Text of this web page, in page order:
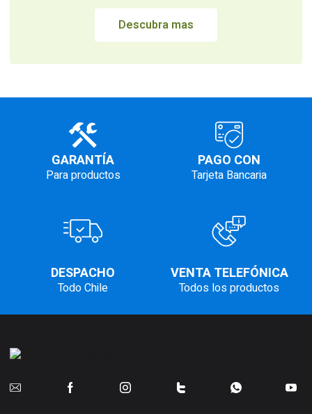
Descubra mas
GARANTÍA
Para productos
PAGO CON
Tarjeta Bancaria
DESPACHO
Todo Chile
VENTA TELEFÓNICA
Todos los productos